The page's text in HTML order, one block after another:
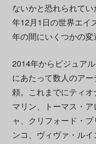
ないかと恐れられて
年12月1日の世界エイ
年の間にいくつかの変
2014年からビジュア
にあたって数人のア
頼。これまでにティ
マリン、トーマス・
ャ、クリフォード・
ンコ、ヴィヴァ・ル